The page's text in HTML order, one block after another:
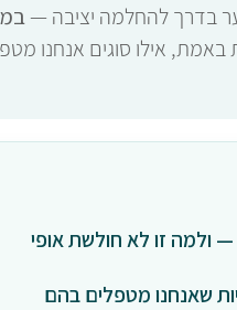
בדרך להחלמה יציבה —
באמת, אילו סוגים אנחנו
ולמה זו לא חולשת אופי
שאנחנו מטפלים בהם